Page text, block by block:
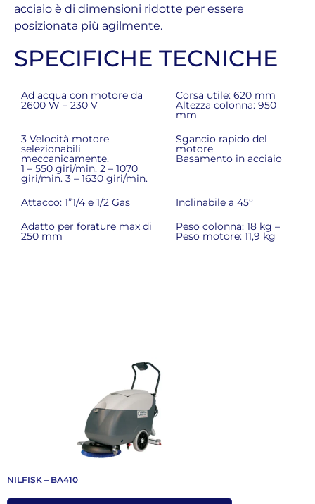
acciaio è di dimensioni ridotte per essere
posizionata più agilmente.
SPECIFICHE TECNICHE
Ad acqua con motore da
2600 W – 230 V
Corsa utile: 620 mm
Altezza colonna: 950
mm
3 Velocità motore
selezionabili
meccanicamente.
1 – 550 giri/min. 2 – 1070
giri/min. 3 – 1630 giri/min.
Sgancio rapido del
motore
Basamento in acciaio
Attacco: 1”1/4 e 1/2 Gas
Inclinabile a 45°
Adatto per forature max di
250 mm
Peso colonna: 18 kg –
Peso motore: 11,9 kg
NILFISK – BA410